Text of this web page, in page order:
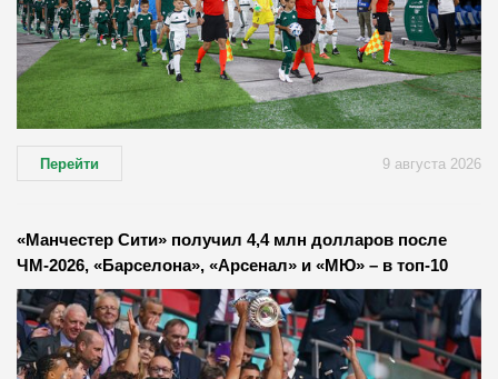
Перейти 9 августа 2026
«Манчестер Сити» получил 4,4 млн долларов после
ЧМ-2026, «Барселона», «Арсенал» и «МЮ» – в топ-10